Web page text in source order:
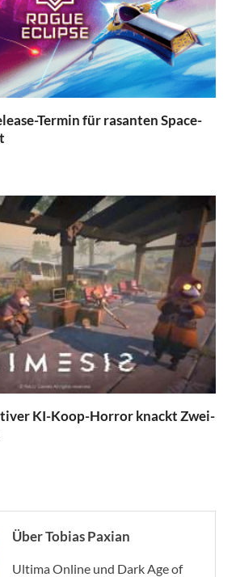
Termin für rasanten Space-
KI-Koop-Horror knackt Zwei-
Über Tobias Paxian
Ultima Online und Dark Age of